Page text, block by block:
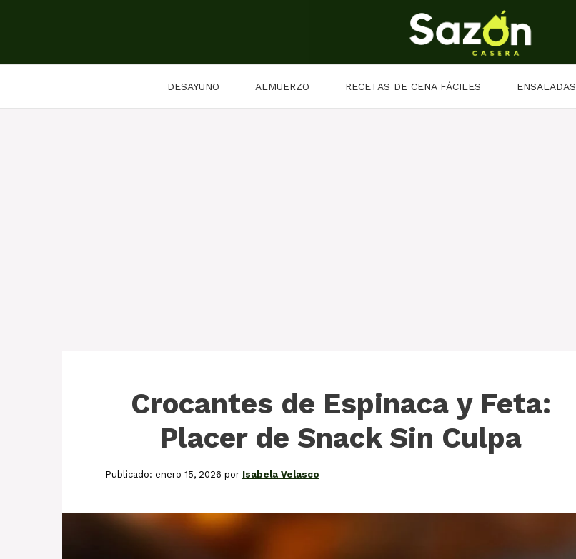
DESAYUNO ALMUERZO RECETAS DE CENA FÁCILES ENSALADAS
Crocantes de Espinaca y Feta:
Placer de Snack Sin Culpa
enero 15, 2026 por Isabela Velasco